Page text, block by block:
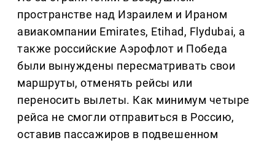
пространстве над Израилем и Ираном
авиакомпании Emirates, Etihad, Flydubai, а
также российские Аэрофлот и Победа
были вынуждены пересматривать свои
маршруты, отменять рейсы или
переносить вылеты. Как минимум четыре
рейса не смогли отправиться в Россию,
оставив пассажиров в подвешенном